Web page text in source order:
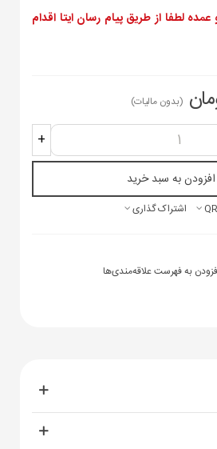
لطفا از طریق پیام رسان ایتا اقدام
(بدون مالیات)
+
افزودن به سبد خرید
اشتراک گذاری
به فهرست علاقه‌مندی‌ها